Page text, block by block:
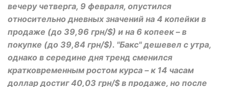
вечеру четверга, 9 февраля, опустился
относительно дневных значений на 4 копейки в
продаже (до 39,96 грн/$) и на 6 копеек – в
покупке (до 39,84 грн/$). "Бакс" дешевел с утра,
однако в середине дня тренд сменился
кратковременным ростом курса – к 14 часам
доллар достиг 40,03 грн/$ в продаже, но после